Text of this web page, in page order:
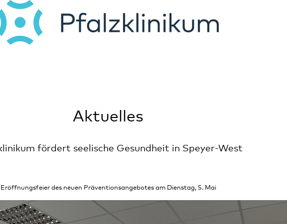
Aktuelles
fördert seelische Gesundheit in Speyer-West
des neuen Präventionsangebotes am Dienstag, 5. Mai